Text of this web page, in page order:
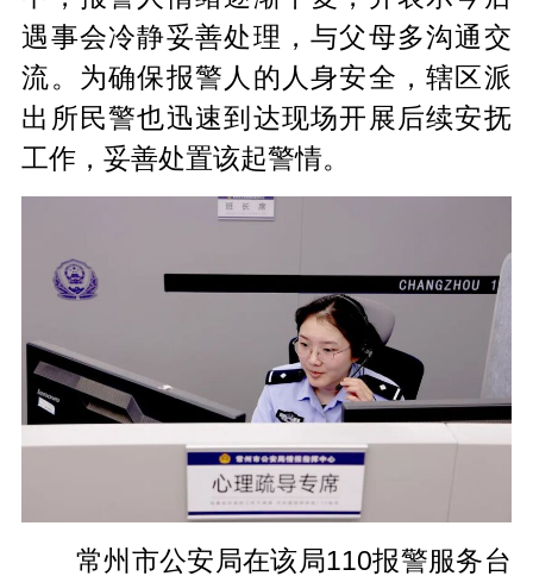
遇事会冷静妥善处理，与父母多沟通交
流。为确保报警人的人身安全，辖区派
出所民警也迅速到达现场开展后续安抚
工作，妥善处置该起警情。
常州市公安局在该局110报警服务台